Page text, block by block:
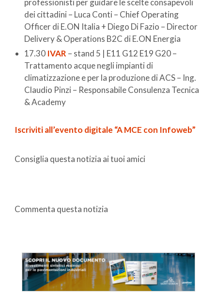
professionisti per guidare le scelte consapevoli
dei cittadini – Luca Conti – Chief Operating
Officer di E.ON Italia + Diego Di Fazio – Director
Delivery & Operations B2C di E.ON Energia
17.30 IVAR – stand 5 | E11 G12 E19 G20 –
Trattamento acque negli impianti di
climatizzazione e per la produzione di ACS – Ing.
Claudio Pinzi – Responsabile Consulenza Tecnica
& Academy
Iscriviti all’evento digitale “A MCE con Infoweb”
Consiglia questa notizia ai tuoi amici
Commenta questa notizia